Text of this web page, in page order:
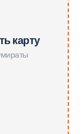
карту